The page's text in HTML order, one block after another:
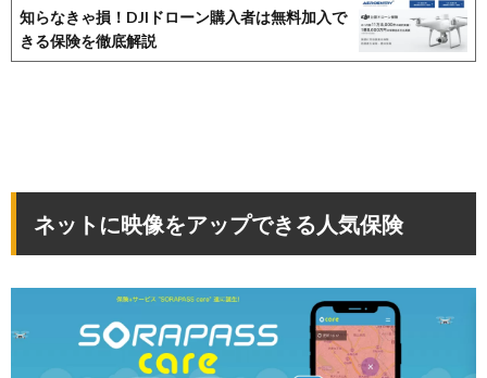
知らなきゃ損！DJIドローン購入者は無料加入で
きる保険を徹底解説
ネットに映像をアップできる人気保険